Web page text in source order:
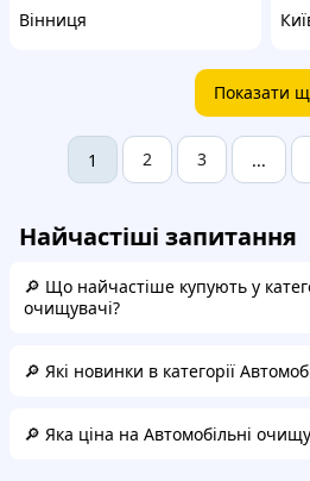
Вінниця
Показати
1 2 3 ...
Найчастіші запитання
🔎 Що найчастіше купують у
очищувачі?
🔎 Які новинки в категорії
🔎 Яка ціна на Автомобільні